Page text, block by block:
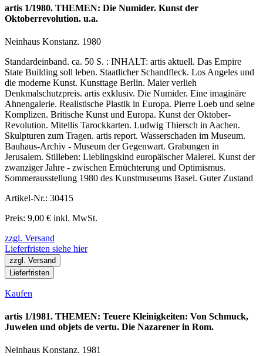
artis 1/1980. THEMEN: Die Numider. Kunst der
Oktoberrevolution. u.a.
Neinhaus Konstanz. 1980
Standardeinband. ca. 50 S. : INHALT: artis aktuell. Das Empire
State Building soll leben. Staatlicher Schandfleck. Los Angeles und
die moderne Kunst. Kunsttage Berlin. Maier verlieh
Denkmalschutzpreis. artis exklusiv. Die Numider. Eine imaginäre
Ahnengalerie. Realistische Plastik in Europa. Pierre Loeb und seine
Komplizen. Britische Kunst und Europa. Kunst der Oktober-
Revolution. Mitellis Tarockkarten. Ludwig Thiersch in Aachen.
Skulpturen zum Tragen. artis report. Wasserschaden im Museum.
Bauhaus-Archiv - Museum der Gegenwart. Grabungen in
Jerusalem. Stilleben: Lieblingskind europäischer Malerei. Kunst der
zwanziger Jahre - zwischen Ernüchterung und Optimismus.
Sommerausstellung 1980 des Kunstmuseums Basel. Guter Zustand
Artikel-Nr.: 30415
Preis: 9,00 € inkl. MwSt.
zzgl. Versand
Lieferfristen siehe hier
zzgl. Versand
Lieferfristen
Kaufen
artis 1/1981. THEMEN: Teuere Kleinigkeiten: Von Schmuck,
Juwelen und objets de vertu. Die Nazarener in Rom.
Neinhaus Konstanz. 1981